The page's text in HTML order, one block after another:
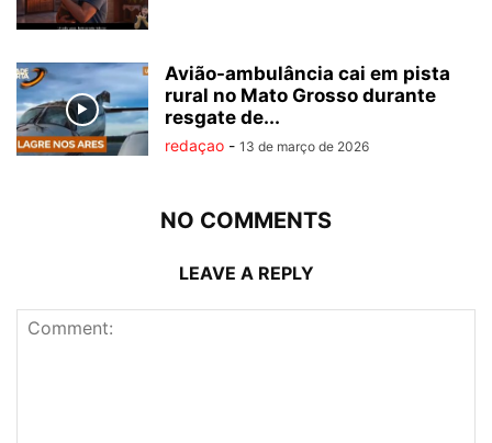
Avião-ambulância cai em pista
rural no Mato Grosso durante
resgate de...
redaçao - 13 de março de 2026
NO COMMENTS
LEAVE A REPLY